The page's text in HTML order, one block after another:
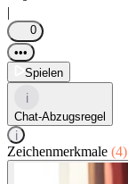
|
0
•••
Spielen
i
Chat-Abzugsregel
i
Zeichenmerkmale (4)